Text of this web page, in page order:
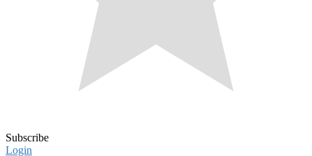
Subscribe
Login